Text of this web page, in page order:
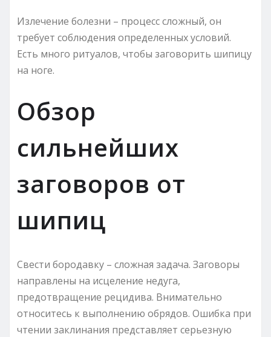
Излечение болезни – процесс сложный, он
требует соблюдения определенных условий.
Есть много ритуалов, чтобы заговорить шипицу
на ноге.
Обзор
сильнейших
заговоров от
шипиц
Свести бородавку – сложная задача. Заговоры
направлены на исцеление недуга,
предотвращение рецидива. Внимательно
относитесь к выполнению обрядов. Ошибка при
чтении заклинания представляет серьезную